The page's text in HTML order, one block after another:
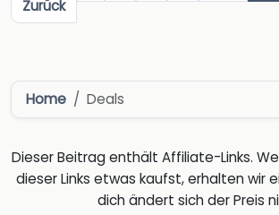
Zurück
Home Deals
Dieser Beitrag enthält Affiliate-Links.
dieser Links etwas kaufst, erhalten wir
dich ändert sich der Preis